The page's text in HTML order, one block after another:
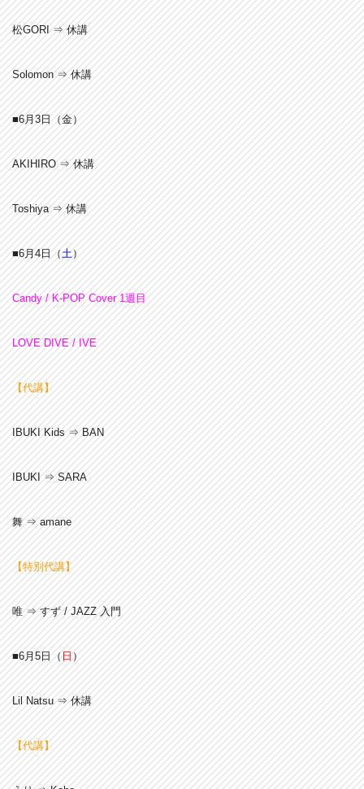
松GORI ⇒ 休講
Solomon ⇒ 休講
■6月3日（金）
AKIHIRO ⇒ 休講
Toshiya ⇒ 休講
■6月4日（土）
Candy / K-POP Cover 1週目
LOVE DIVE / IVE
【代講】
IBUKI Kids ⇒ BAN
IBUKI ⇒ SARA
舞 ⇒ amane
【特別代講】
唯 ⇒ すず / JAZZ 入門
■6月5日（日）
Lil Natsu ⇒ 休講
【代講】